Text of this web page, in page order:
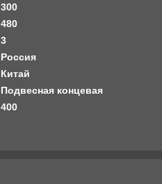
300
480
3
Россия
Китай
Подвесная концевая
400